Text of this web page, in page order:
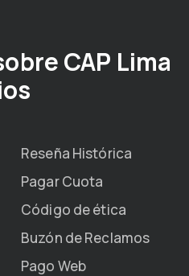
CAP Lima
Reseña Histórica
Pagar Cuota
Código de ética
Buzón de Reclamos
Pago Web